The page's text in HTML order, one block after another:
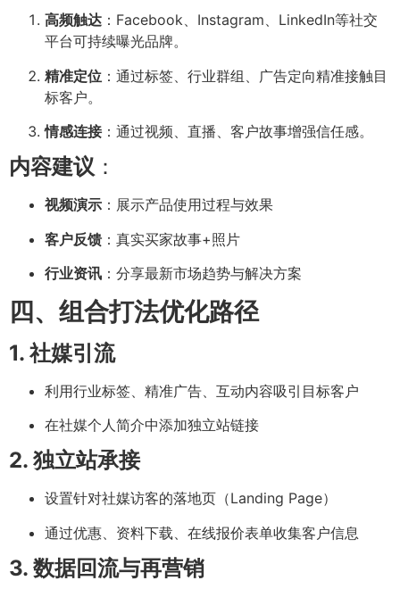
高频触达 ：Facebook、Instagram、LinkedIn等社交
平台可持续曝光品牌。
精准定位 ：通过标签、行业群组、广告定向精准接触目
标客户。
情感连接：通过视频、直播、客户故事增强信任感。
内容建议 ：
视频演示 ：展示产品使用过程与效果
客户反馈 ：真实买家故事+照片
行业资讯 ：分享最新市场趋势与解决方案
四、组合打法优化路径
1. 社媒引流
利用行业标签、精准广告、互动内容吸引目标客户
在社媒个人简介中添加独立站链接
2. 独立站承接
设置针对社媒访客的落地页（Landing Page）
通过优惠、资料下载、在线报价表单收集客户信息
3. 数据回流与再营销